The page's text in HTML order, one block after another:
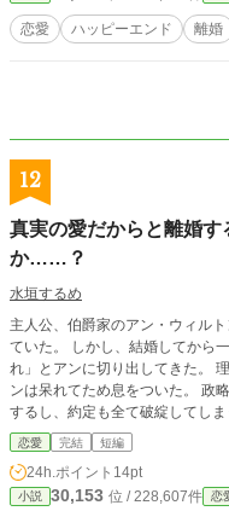
恋愛 ハッピーエンド 離婚
12
真実の愛だからと離婚
か……？
水垣するめ
主人公、伯爵家のアン・ウィル
ていた。 しかし、結婚してから一年がたったある日、ジョンは「離婚してく
れ」とアンに切り出してきた。 理由を尋ねると「他に愛するができたから」 ア
ンは呆れてため息をついた。 政略結婚なのに離婚をすると家同士の関係は悪化
するし、約定も全て破綻してしまう。 ジョンはそれなのに一時の感
し、アンへ離婚を迫った。 アンは呆れて「もういいか」とジョンとの離婚を承
諾する。 結婚生活を続けてもこ
からだ。 「本当はありがとう、アン！」 「いえ、あなたたちの幸福をお祈りし
ています」 ジョンは飛び上がるほどに喜び、アンは作り笑いでそれに対応し
恋愛 完結 短編
24h.ポイント 14pt
小説 30,153 位 / 228,607件 恋